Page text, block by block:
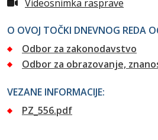
Videosnimka rasprave
O OVOJ TOČKI DNEVNOG REDA
Odbor za zakonodavstvo
Odbor za obrazovanje,
VEZANE INFORMACIJE:
PZ_556.pdf